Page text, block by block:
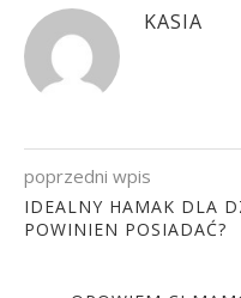
KASIA
poprzedni wpis
IDEALNY HAMAK DLA
POWINIEN POSIADAĆ?